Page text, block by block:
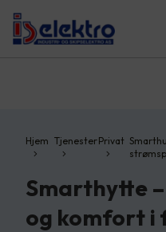
Hjem TjenesterPrivat
Smarthytte
og komfort i